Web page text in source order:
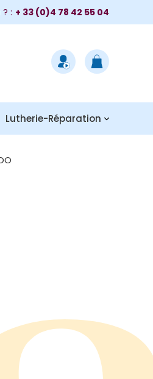
: + 33 (0)4 78 42 55 04
Lutherie-Réparation